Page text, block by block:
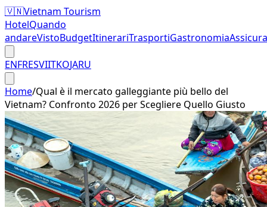
🇻🇳Vietnam Tourism
HotelQuando
andareVistoBudgetItinerariTrasportiGastronomia
ENFRESVIITKOJARU
Home/Qual è il mercato galleggiante più bello del
Vietnam? Confronto 2026 per Scegliere Quello Giusto